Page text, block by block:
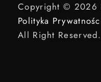
Copyright ©
Polityka
All Right Reserved.